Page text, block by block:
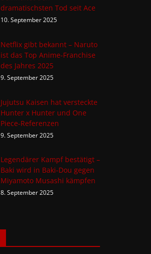
dramatischsten Tod seit Ace
10. September 2025
Netflix gibt bekannt – Naruto
ist das Top Anime-Franchise
des Jahres 2025
9. September 2025
Jujutsu Kaisen hat versteckte
Hunter x Hunter und One
Piece-Referenzen
9. September 2025
Legendärer Kampf bestätigt –
Baki wird in Baki-Dou gegen
Miyamoto Musashi kämpfen
8. September 2025